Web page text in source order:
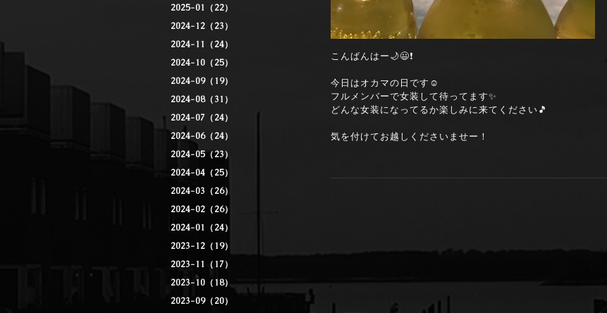
2025-01（22）
2024-12（23）
2024-11（24）
2024-10（25）
2024-09（19）
2024-08（31）
2024-07（24）
2024-06（24）
2024-05（23）
2024-04（25）
2024-03（26）
2024-02（26）
2024-01（24）
2023-12（19）
2023-11（17）
2023-10（18）
2023-09（20）
こんばんはー🌙😃❗
今日はオカマの日です☺️
フルメンバーで女装して待ってます✨
どんな女装になってるか楽しみに来てください🎵
気を付けてお越しくださいませー！